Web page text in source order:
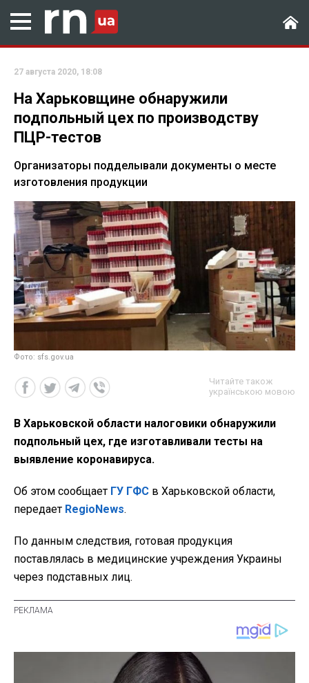
27 августа 2020, 18:08
На Харьковщине обнаружили
подпольный цех по производству
ПЦР-тестов
Организаторы подделывали документы о месте
изготовления продукции
Фото: sfs.gov.ua
Читайте також
українською мовою
В Харьковской области налоговики обнаружили
подпольный цех, где изготавливали тесты на
выявление коронавируса.
Об этом сообщает ГУ ГФС в Харьковской области,
передает RegioNews.
По данным следствия, готовая продукция
поставлялась в медицинские учреждения Украины
через подставных лиц.